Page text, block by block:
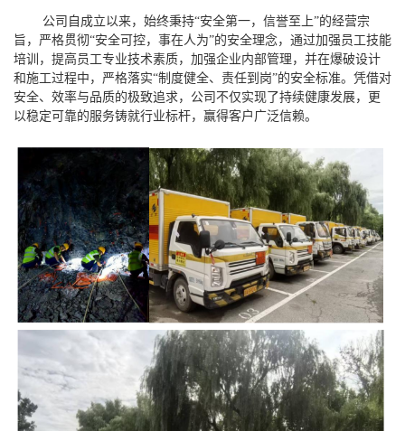
公司自成立以来，始终秉持“安全第一，信誉至上”的经营宗
旨，严格贯彻“安全可控，事在人为”的安全理念，通过加强员工技能
培训，提高员工专业技术素质，加强企业内部管理，并在爆破设计
和施工过程中，严格落实“制度健全、责任到岗”的安全标准。凭借对
安全、效率与品质的极致追求，公司不仅实现了持续健康发展，更
以稳定可靠的服务铸就行业标杆，赢得客户广泛信赖。